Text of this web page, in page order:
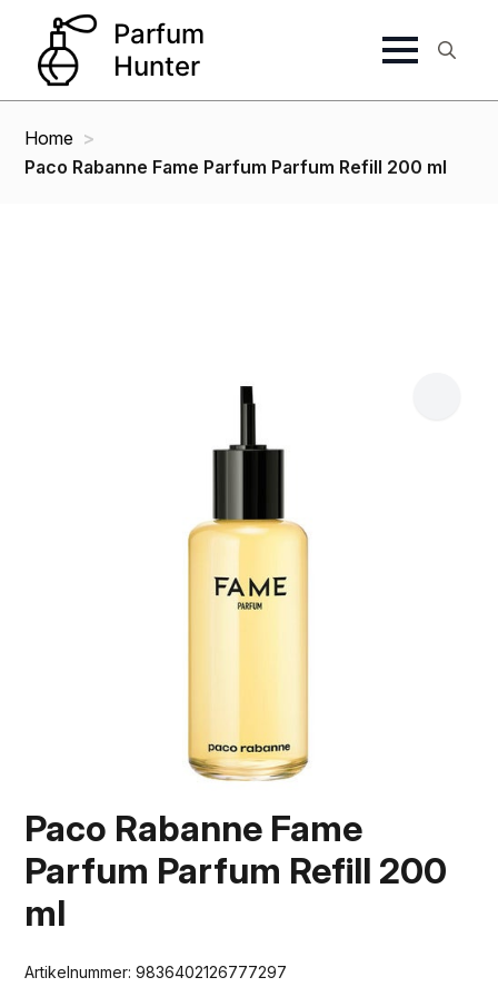
Home
Paco Rabanne Fame Parfum Parfum Refill 200 ml
Paco Rabanne Fame
Parfum Parfum Refill 200
ml
Artikelnummer:9836402126777297